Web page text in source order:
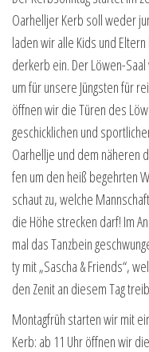
Oar­hell­jer Kerb soll weder
laden wir alle Kids und
der­kerb ein. Der Löwen-
um für unse­re Jüngs­ten für
öff­nen wir die Türen des
geschick­li­chen und
Oar­hell­je und dem nähe­ren
fen um den heiß begehr­ten
schaut zu, wel­che
die Höhe stre­cken darf! Im
mal das Tanz­bein
ty mit „Sascha & Fri­ends“,
den Zenit an die­sem Tag
Mon­tag­früh star­ten wir mit
Kerb: ab 11 Uhr öff­nen wir